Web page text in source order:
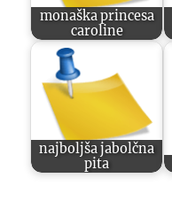
monaška princesa
caroline
najboljša jabolčna
pita